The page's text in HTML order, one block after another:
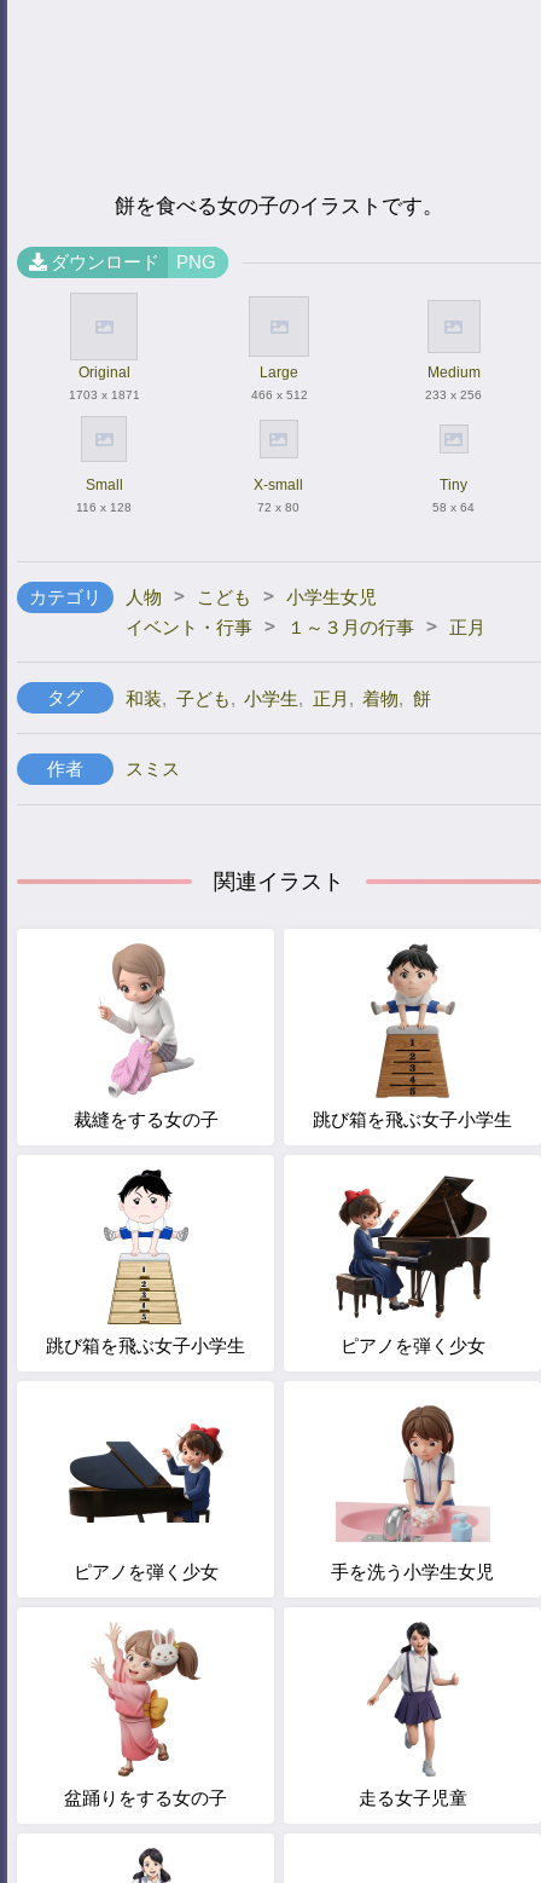
餅を食べる女の子のイラストです。
ダウンロード PNG
Original
1703 x 1871
Large
466 x 512
Medium
233 x 256
Small
116 x 128
X-small
72 x 80
Tiny
58 x 64
カテゴリ 人物 > こども > 小学生女児
イベント・行事 > １～３月の行事 > 正月
タグ 和装, 子ども, 小学生, 正月 , 着物, 餅
作者 スミス
関連イラスト
裁縫をする女の子 跳び箱を飛ぶ女子小学生
跳び箱を飛ぶ女子小学生 ピアノを弾く少女
ピアノを弾く少女 手を洗う小学生女児
盆踊りをする女の子 走る女子児童